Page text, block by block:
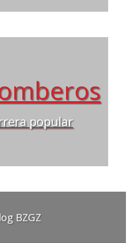
popular
BZGZ